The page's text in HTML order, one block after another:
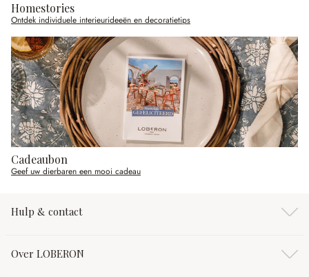
Homestories
Ontdek individuele interieurideeën en decoratietips
Cadeaubon
Geef uw dierbaren een mooi cadeau
Hulp & contact
Over LOBERON